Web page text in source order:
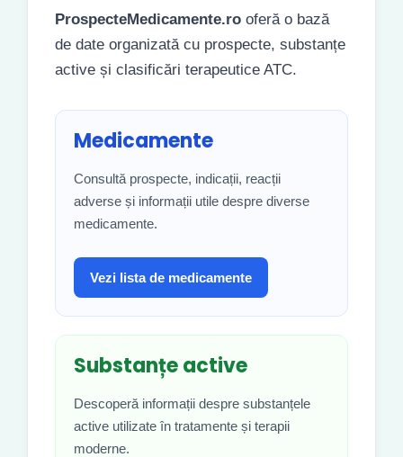
ProspecteMedicamente.ro oferă o bază
de date organizată cu prospecte, substanțe
active și clasificări terapeutice ATC.
Medicamente
Consultă prospecte, indicații, reacții
adverse și informații utile despre diverse
medicamente.
Vezi lista de medicamente
Substanțe active
Descoperă informații despre substanțele
active utilizate în tratamente și terapii
moderne.